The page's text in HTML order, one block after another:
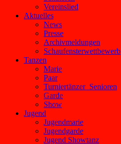
Vereinslied
Aktuelles
News
Presse
Archivmeldungen
Schaufensterwettbewerb
Tanzen
Marie
Paar
Turniertänzer_Senioren
Garde
Show
Jugend
Jugendmarie
Jugendgarde
Jugend Showtanz